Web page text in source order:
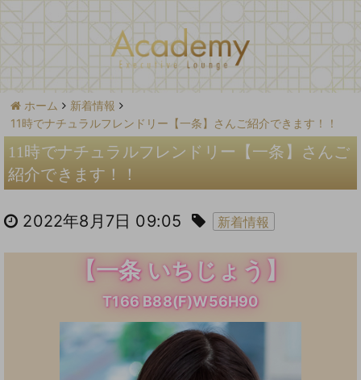
ホーム
新着情報
11時でナチュラルフレンドリー【一条】さんご紹介できます！！
11時でナチュラルフレンドリー【一条】さんご
紹介できます！！
2022年8月7日 09:05 新着情報
【一条 いちじょう】
T166 B88(F)W56H90